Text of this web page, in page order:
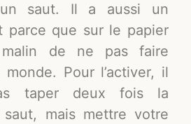
saut. Il a aussi un
parce que sur le papier
de ne pas faire
Pour l’activer, il
taper deux fois la
saut, mais mettre votre